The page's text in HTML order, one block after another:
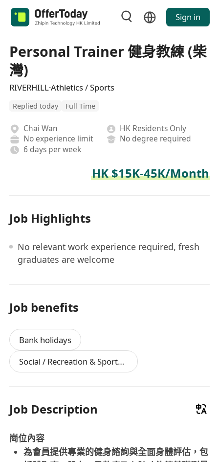
Sign in
Personal Trainer 健身教練 (柴
灣)
RIVERHILL·Athletics / Sports
Replied today Full Time
Chai Wan
HK Residents Only
No experience limit
No degree required
6 days per week
HK $15K-45K/Month
Job Highlights
No relevant work experience required, fresh
graduates are welcome
Job benefits
Bank holidays
Social / Recreation & Sports Facilities
Job Description
崗位內容
為會員提供專業的健身諮詢與全面身體評估，包